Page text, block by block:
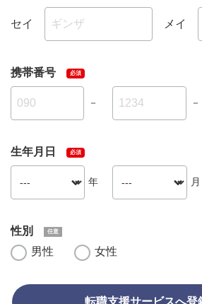
セイ メイ
携帯番号
－ －
生年月日
年 月
性別
男性
女性
転職支援サービスへ登